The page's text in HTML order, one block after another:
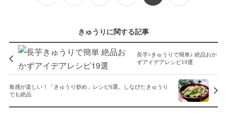
きゅうりに関する記事
長芋×きゅうりで簡単♪ 絶品おか
ずアイデアレシピ19選
食感が楽しい！「きゅうり炒め」レシピ6選。しなびたきゅうり
でも絶品